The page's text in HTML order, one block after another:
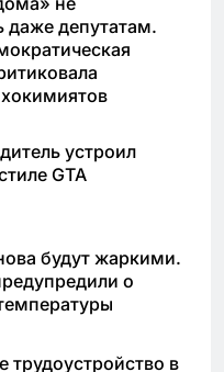
даже депутатам.
устроил
GTA
будут жаркими.
о
трудоустройство в